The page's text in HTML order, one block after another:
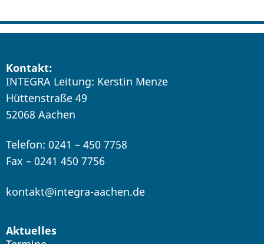
Kontakt:
INTEGRA Leitung: Kerstin Menze
Hüttenstraße 49
52068 Aachen
Telefon: 0241 – 450 7758
Fax – 0241 450 7756
kontakt@integra-aachen.de
Aktuelles